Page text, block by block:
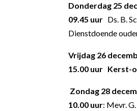
Donderdag 25
09.45 uur Ds. B.
Dienstdoende
Vrijdag 26
15.00 uur Kerst-
Zondag 28
10.00 uur: Mevr.